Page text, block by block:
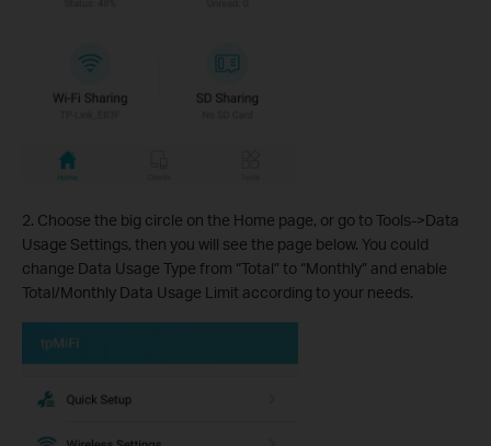
2. Choose the big circle on the Home page, or go to Tools->Data
Usage Settings, then you will see the page below. You could
change Data Usage Type from “Total” to “Monthly” and enable
Total/Monthly Data Usage Limit according to your needs.